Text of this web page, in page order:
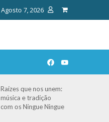
Agosto 7, 2026
Raízes que nos unem:
música e tradição
com os Ningue Ningue